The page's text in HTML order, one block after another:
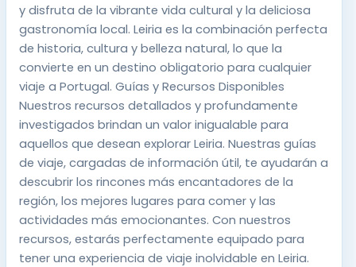
y disfruta de la vibrante vida cultural y la deliciosa
gastronomía local. Leiria es la combinación perfecta
de historia, cultura y belleza natural, lo que la
convierte en un destino obligatorio para cualquier
viaje a Portugal. Guías y Recursos Disponibles
Nuestros recursos detallados y profundamente
investigados brindan un valor inigualable para
aquellos que desean explorar Leiria. Nuestras guías
de viaje, cargadas de información útil, te ayudarán a
descubrir los rincones más encantadores de la
región, los mejores lugares para comer y las
actividades más emocionantes. Con nuestros
recursos, estarás perfectamente equipado para
tener una experiencia de viaje inolvidable en Leiria.